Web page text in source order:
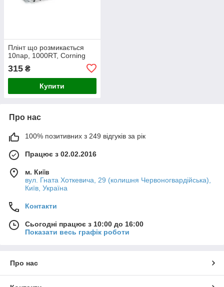
Плінт що розмикається
10пар, 1000RT, Corning
315 ₴
Купити
Про нас
100% позитивних з 249 відгуків за рік
Працює з 02.02.2016
м. Київ
вул. Гната Хоткевича, 29 (колишня Червоногвардійська),
Київ, Україна
Контакти
Сьогодні працює з 10:00 до 16:00
Показати весь графік роботи
Про нас